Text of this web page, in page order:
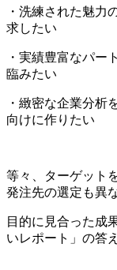
・洗練された魅力
求したい
・実績豊富なパー
臨みたい
・緻密な企業分析
向けに作りたい
等々、ターゲット
発注先の選定も異
目的に見合った成
いレポート」の答